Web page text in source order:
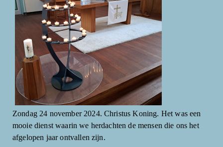
Zondag 24 november 2024. Christus Koning. Het was een
mooie dienst waarin we herdachten de mensen die ons het
afgelopen jaar ontvallen zijn.